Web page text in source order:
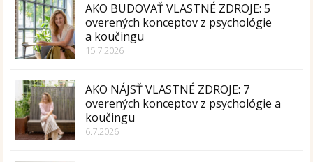
AKO BUDOVAŤ VLASTNÉ ZDROJE: 5
overených konceptov z psychológie
a koučingu
15.7.2026
AKO NÁJSŤ VLASTNÉ ZDROJE: 7
overených konceptov z psychológie a
koučingu
6.7.2026